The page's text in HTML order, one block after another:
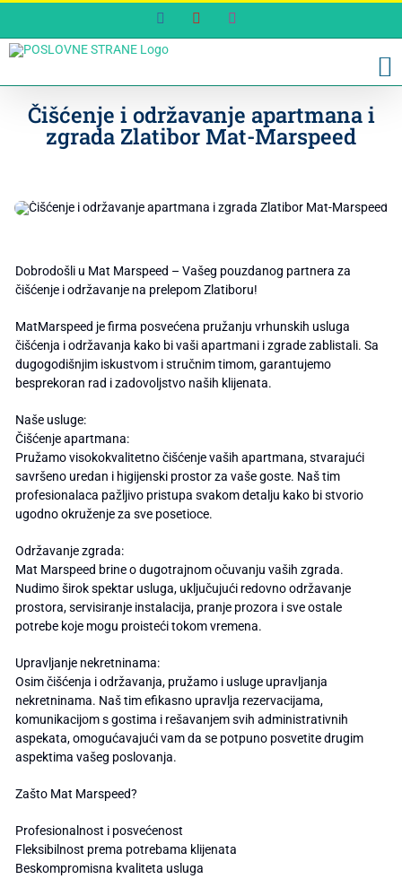
content
FacebookYouTube
Čišćenje i održavanje apartmana i
zgrada Zlatibor Mat-Marspeed
Dobrodošli u Mat Marspeed – Vašeg pouzdanog partnera za
čišćenje i održavanje na prelepom Zlatiboru!
MatMarspeed je firma posvećena pružanju vrhunskih usluga
čišćenja i održavanja kako bi vaši apartmani i zgrade zablistali. Sa
dugogodišnjim iskustvom i stručnim timom, garantujemo
besprekoran rad i zadovoljstvo naših klijenata.
Naše usluge:
Čišćenje apartmana:
Pružamo visokokvalitetno čišćenje vaših apartmana, stvarajući
savršeno uredan i higijenski prostor za vaše goste. Naš tim
profesionalaca pažljivo pristupa svakom detalju kako bi stvorio
ugodno okruženje za sve posetioce.
Održavanje zgrada:
Mat Marspeed brine o dugotrajnom očuvanju vaših zgrada.
Nudimo širok spektar usluga, uključujući redovno održavanje
prostora, servisiranje instalacija, pranje prozora i sve ostale
potrebe koje mogu proisteći tokom vremena.
Upravljanje nekretninama:
Osim čišćenja i održavanja, pružamo i usluge upravljanja
nekretninama. Naš tim efikasno upravlja rezervacijama,
komunikacijom s gostima i rešavanjem svih administrativnih
aspekata, omogućavajući vam da se potpuno posvetite drugim
aspektima vašeg poslovanja.
Zašto Mat Marspeed?
Profesionalnost i posvećenost
Fleksibilnost prema potrebama klijenata
Beskompromisna kvaliteta usluga